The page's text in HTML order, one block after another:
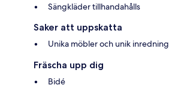
Sängkläder tillhandahålls
Saker att uppskatta
Unika möbler och unik inredning
Fräscha upp dig
Bidé